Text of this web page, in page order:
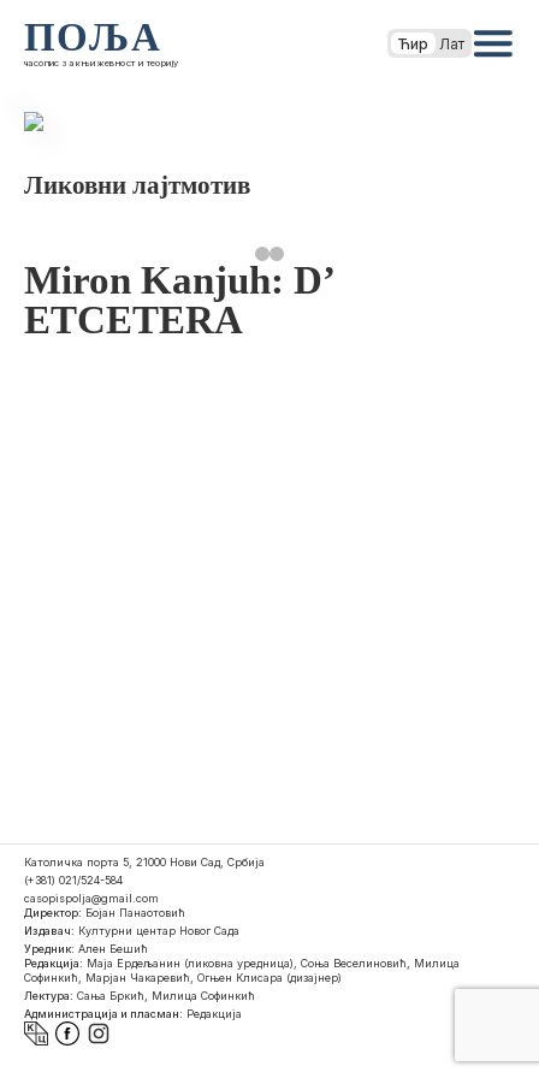
ПОЉА
часопис за књижевност и теорију
Ћир Лат
Ликовни лајтмотив
Miron Kanjuh: D’
ETCETERA
Католичка порта 5, 21000 Нови Сад, Србија
(+381) 021/524-584
casopispolja@gmail.com
Директор: Бојан Панаотовић
Издавач: Културни центар Новог Сада
Уредник: Ален Бешић
Редакција: Маја Ердељанин (ликовна уредница), Соња Веселиновић, Милица
Софинкић, Марјан Чакаревић, Огњен Клисара (дизајнер)
Лектура: Сања Бркић, Милица Софинкић
Администрација и пласман: Редакција